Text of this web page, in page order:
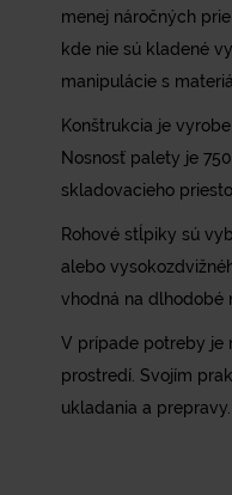
menej náročných
kde nie sú kladené
manipulácie s
Konštrukcia je
Nosnosť palety je
skladovacieho
Rohové stĺpiky sú
alebo
vhodná na dlhodobé
V prípade potreby je
prostredí. Svojím
ukladania a prepravy.